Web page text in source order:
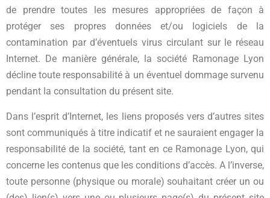
de prendre toutes les mesures appropriées de façon à
protéger ses propres données et/ou logiciels de la
contamination par d’éventuels virus circulant sur le réseau
Internet. De manière générale, la société Ramonage Lyon
décline toute responsabilité à un éventuel dommage survenu
pendant la consultation du présent site.
Dans l’esprit d’Internet, les liens proposés vers d’autres sites
sont communiqués à titre indicatif et ne sauraient engager la
responsabilité de la société, tant en ce Ramonage Lyon, qui
concerne les contenus que les conditions d’accès. A l’inverse,
toute personne (physique ou morale) souhaitant créer un ou